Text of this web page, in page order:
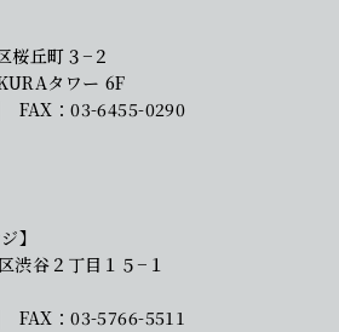
桜丘町３−２
タワー 6F
：03-6455-0290
】
渋谷２丁目１５−１
：03-5766-5511